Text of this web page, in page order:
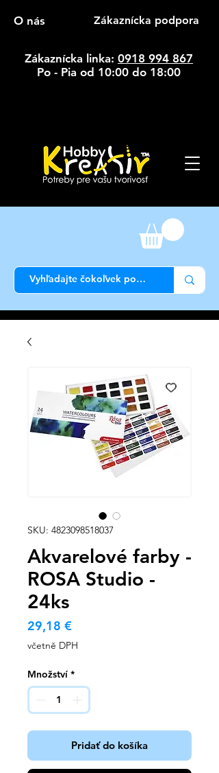
O nás Zákaznícka podpora
Zákaznícka linka: 0918 994 867
Po - Pia od 10:00 do 18:00
SKU: 4823098518037
Akvarelové farby -
ROSA Studio -
24ks
29,18 €Cena
včetně DPH
Množství *
Pridať do košíka